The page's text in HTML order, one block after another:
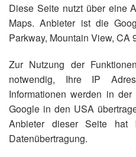
Diese Seite nutzt über eine
Maps. Anbieter ist die
Parkway, Mountain View, CA
Zur Nutzung der
notwendig, Ihre IP
Informationen werden in
Google in den USA
Anbieter dieser Seite hat
Datenübertragung.